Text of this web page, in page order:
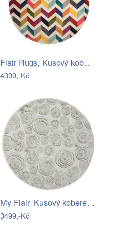
Flair Rugs, Kusový koberec Spectrum…
4399,-Kč
My Flair, Kusový koberec My Style…
3499,-Kč